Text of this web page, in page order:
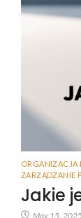
ORGANIZACJA
ZARZĄDZANIE
Jakie
May 15,